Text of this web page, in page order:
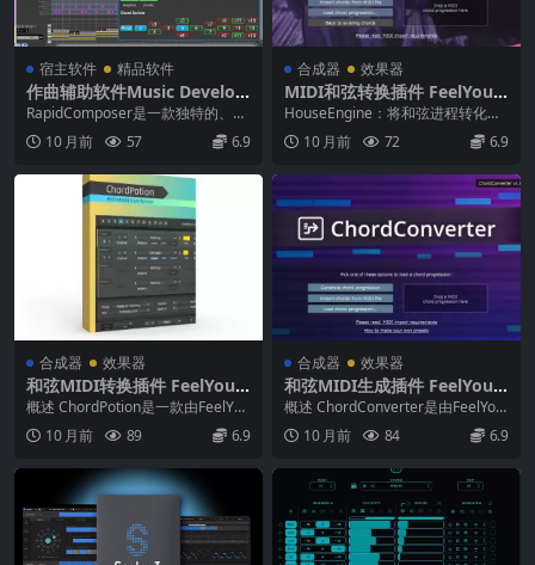
宿主软件 精品软件
作曲辅助软件Music Develop
ments Rapid Composer v5.
5.7 WIN MAC
RapidComposer是一款独特的、非
破坏性的、基于短语的音乐原型软
件，专为...
10 月前 57 6.9
合成器 效果器
MIDI和弦转换插件 FeelYour
Sound HouseEngine Pro v
2.1.0 WIN MAC Incl Keygen
-R2R
HouseEngine：将和弦进程转化为
生动的电子音乐元素的MIDI插件 概
述 ...10 月前 72 6.9
合成器 效果器
和弦MIDI转换插件 FeelYour
Sound ChordPotion v2.5.0
WIN MAC Incl Keygen-R2R
概述 ChordPotion是一款由FeelYou
rSound开发的MIDI插件...
10 月前 89 6.9
合成器 效果器
和弦MIDI生成插件 FeelYour
Sound ChordConverter v1.
0.0 WIN MAC Incl Keygen-R
2R
概述 ChordConverter是由FeelYou
rSound推出的一款MID...
10 月前 84 6.9